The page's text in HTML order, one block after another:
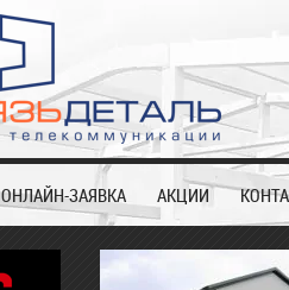
ОНЛАЙН-ЗАЯВКА АКЦИИ